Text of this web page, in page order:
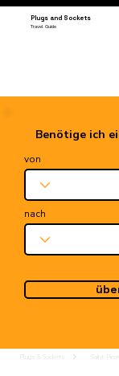
Plugs and Sockets
Travel Guide
Benötige ich
von
nach